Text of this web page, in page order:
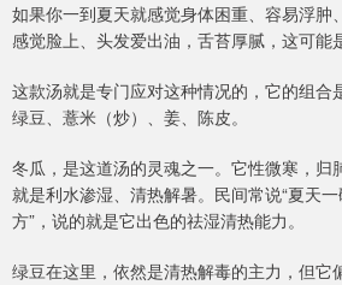
如果你一到夏天就感觉身体困重、容易浮肿
感觉脸上、头发爱出油，舌苔厚腻，这可能
这款汤就是专门应对这种情况的，它的组合
绿豆、薏米（炒）、姜、陈皮。
冬瓜，是这道汤的灵魂之一。它性微寒，归
就是利水渗湿、清热解暑。民间常说“夏天
方”，说的就是它出色的祛湿清热能力。
绿豆在这里，依然是清热解毒的主力，但它